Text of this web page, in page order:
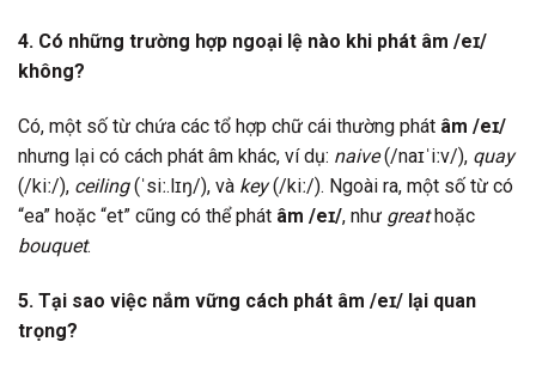
4. Có những trường hợp ngoại lệ nào khi phát âm /eɪ/
không?
Có, một số từ chứa các tổ hợp chữ cái thường phát âm /eɪ/
nhưng lại có cách phát âm khác, ví dụ: naive(/naɪˈiːv/), quay
(/kiː/), ceiling(ˈsiː.lɪŋ/), và key(/kiː/). Ngoài ra, một số từ có
“ea” hoặc “et” cũng có thể phát âm /eɪ/, như greathoặc
bouquet.
5. Tại sao việc nắm vững cách phát âm /eɪ/ lại quan
trọng?